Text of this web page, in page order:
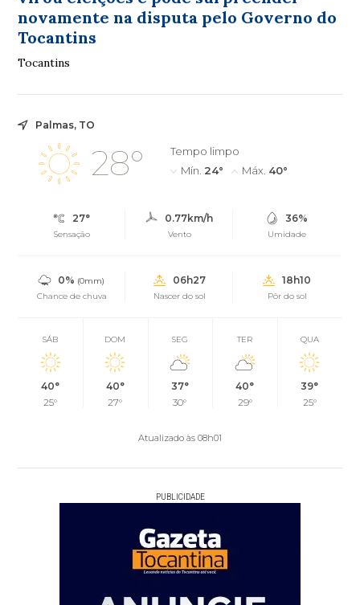
novamente na disputa pelo Governo do
Tocantins
Tocantins
Palmas, TO
28°
Tempo limpo
Mín. 24° Máx. 40°
27°
Sensação
0.77km/h
Vento
36%
Umidade
0% (0mm)
Chance de chuva
06h27
Nascer do sol
18h10
Pôr do sol
SÁB
40°
25°
DOM
40°
27°
SEG
37°
30°
TER
40°
29°
QUA
39°
25°
Atualizado às 08h01
PUBLICIDADE